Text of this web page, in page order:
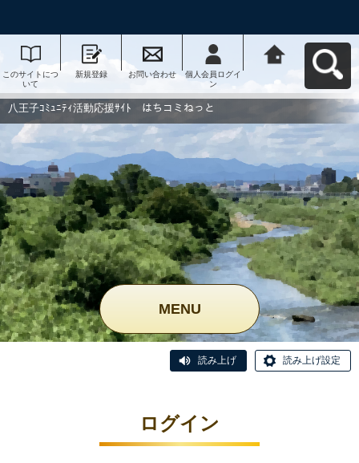
このサイトにつ
いて
新規登録 お問い合わせ
個人会員ログイ
ン
動応援ｻｲﾄ はち
コミねっとへ戻
八王子ｺﾐｭﾆﾃｨ活動応援ｻｲﾄ はちコミねっと
MENU
読み上げ 読み上げ設定
ログイン